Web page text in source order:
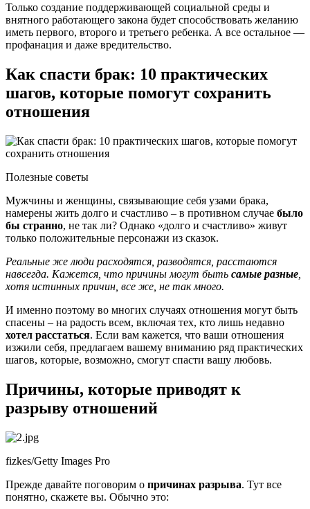
Только создание поддерживающей социальной среды и
внятного работающего закона будет способствовать желанию
иметь первого, второго и третьего ребенка. А все остальное —
профанация и даже вредительство.
Как спасти брак: 10 практических
шагов, которые помогут сохранить
отношения
Полезные советы
Мужчины и женщины, связывающие себя узами брака,
намерены жить долго и счастливо – в противном случае было
бы странно, не так ли? Однако «долго и счастливо» живут
только положительные персонажи из сказок.
Реальные же люди расходятся, разводятся, расстаются
навсегда. Кажется, что причины могут быть самые разные
хотя истинных причин, все же, не так много.
И именно поэтому во многих случаях отношения могут быть
спасены – на радость всем, включая тех, кто лишь недавно
хотел расстаться. Если вам кажется, что ваши отношения
изжили себя, предлагаем вашему вниманию ряд практических
шагов, которые, возможно, смогут спасти вашу любовь.
Причины, которые приводят к
разрыву отношений
fizkes/Getty Images Pro
Прежде давайте поговорим о причинах разрыва. Тут все
понятно, скажете вы. Обычно это: